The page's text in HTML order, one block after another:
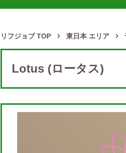
リフジョブ TOP 東日本 エリア
Lotus (ロータス)